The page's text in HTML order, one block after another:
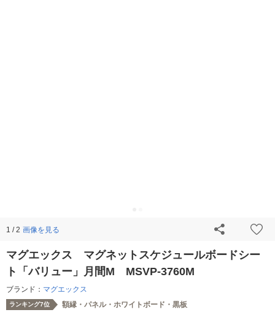
1 / 2 画像を見る
マグエックス マグネットスケジュールボードシー
ト「バリュー」月間M MSVP-3760M
ブランド： マグエックス
ランキング7位 額縁・パネル・ホワイトボード・黒板